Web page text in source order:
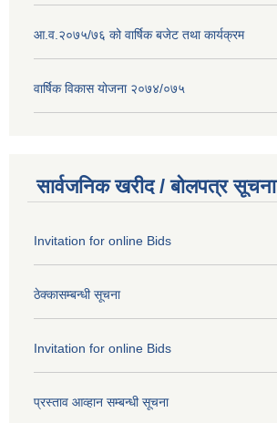
आ.व.२०७५/७६ को वार्षिक बजेट तथा कार्यक्रम
वार्षिक विकास योजना २०७४/०७५
सार्वजनिक खरीद / बोलपत्र सूचना
Invitation for online Bids
ठेक्कासम्बन्धी सूचना
Invitation for online Bids
प्रस्ताव आव्हान सम्बन्धी सूचना